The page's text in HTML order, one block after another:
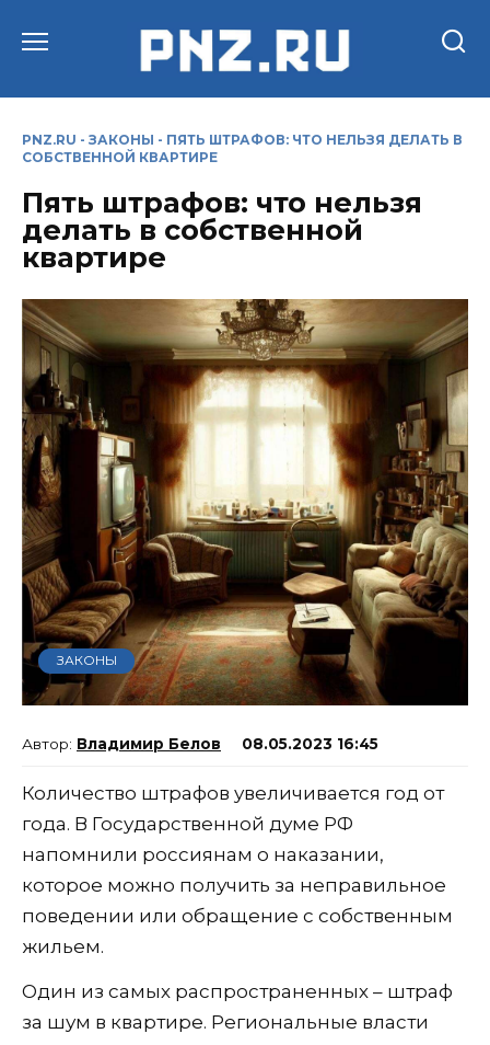
PNZ.RU - ЗАКОНЫ - ПЯТЬ ШТРАФОВ: ЧТО НЕЛЬЗЯ ДЕЛАТЬ В
СОБСТВЕННОЙ КВАРТИРЕ
Пять штрафов: что нельзя
делать в собственной
квартире
ЗАКОНЫ
Владимир Белов 08.05.2023 16:45
Количество штрафов увеличивается год от
года. В Государственной думе РФ
напомнили россиянам о наказании,
которое можно получить за неправильное
поведении или обращение с собственным
жильем.
Один из самых распространенных – штраф
за шум в квартире. Региональные власти